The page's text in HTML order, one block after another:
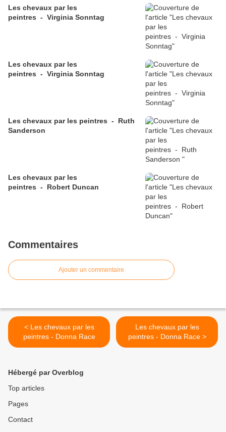
Les chevaux par les
peintres - Virginia Sonntag
Les chevaux par les
peintres - Virginia Sonntag
Les chevaux par les peintres - Ruth
Sanderson
Les chevaux par les
peintres - Robert Duncan
Commentaires
Ajouter un commentaire
< Les chevaux par les
peintres - Donna Race
Les chevaux par les
peintres - Donna Race >
Hébergé par Overblog
Top articles
Pages
Contact